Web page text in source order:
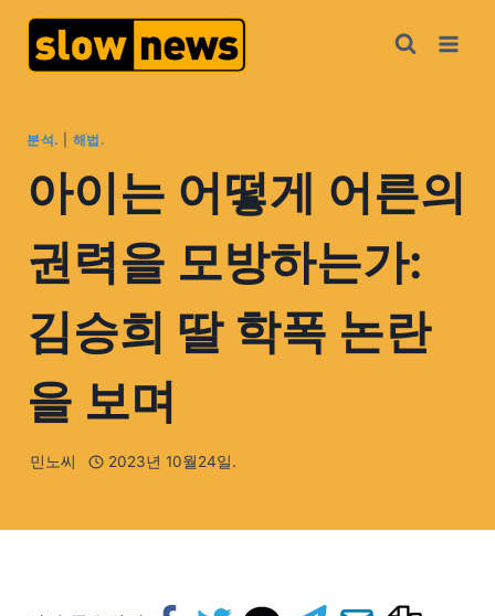
분석. 해법.
아이는 어떻게 어른의
권력을 모방하는가:
김승희 딸 학폭 논란
을 보며
민노씨 2023년 10월24일.